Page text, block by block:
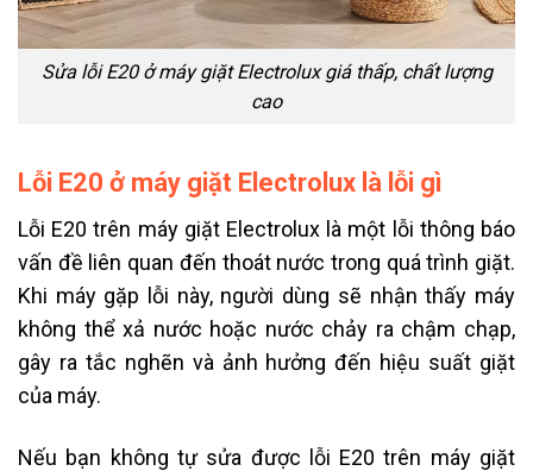
Sửa lỗi E20 ở máy giặt Electrolux giá thấp, chất lượng
cao
Lỗi E20 ở máy giặt Electrolux là lỗi gì
Lỗi E20 trên máy giặt Electrolux là một lỗi thông báo
vấn đề liên quan đến thoát nước trong quá trình giặt.
Khi máy gặp lỗi này, người dùng sẽ nhận thấy máy
không thể xả nước hoặc nước chảy ra chậm chạp,
gây ra tắc nghẽn và ảnh hưởng đến hiệu suất giặt
của máy.
Nếu bạn không tự sửa được lỗi E20 trên máy giặt